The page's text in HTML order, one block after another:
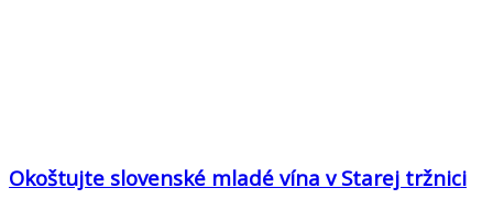
Okoštujte slovenské mladé vína v Starej tržnici